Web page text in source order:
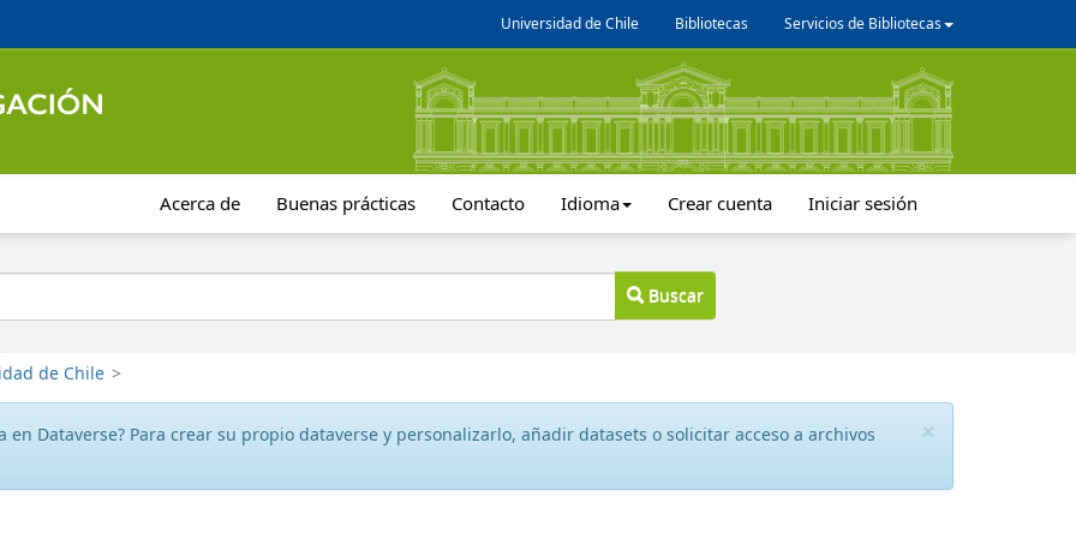
Universidad de Chile Bibliotecas Servicios de Bibliotecas
Acerca de Buenas prácticas Contacto Idioma Crear cuenta Iniciar sesión
Buscar
de Chile >
×
en Dataverse? Para crear su propio dataverse y personalizarlo, añadir datasets o solicitar acceso a archivos